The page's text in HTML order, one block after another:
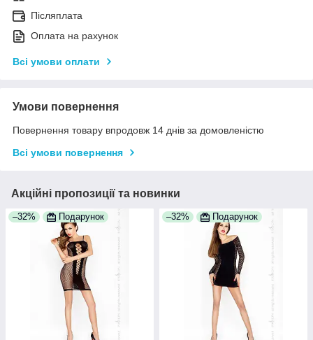
Післяплата
Оплата на рахунок
Всі умови оплати
Умови повернення
Повернення товару впродовж 14 днів за домовленістю
Всі умови повернення
Акційні пропозиції та новинки
–32% Подарунок –32% Подарунок